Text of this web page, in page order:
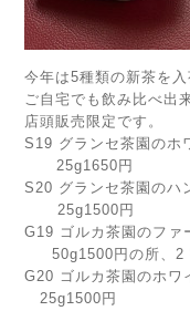
今年は5種類の新茶を入
ご自宅でも飲み比べ出
店頭販売限定です。
S19 グランセ茶園のホ
25g1650円
S20 グランセ茶園のハ
25g1500円
G19 ゴルカ茶園のファ
50g1500円の所、2
G20 ゴルカ茶園のホワ
25g1500円